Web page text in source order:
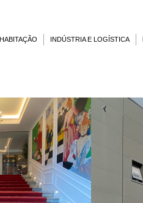
HABITAÇÃO INDÚSTRIA E LOGÍSTICA